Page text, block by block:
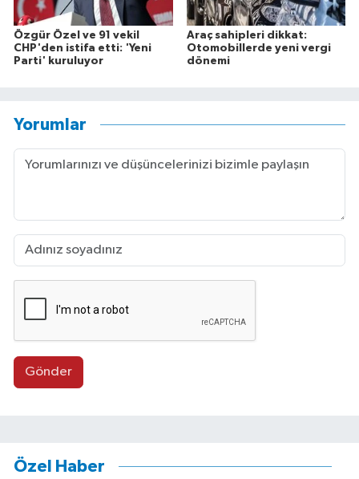
Özgür Özel ve 91 vekil
CHP'den istifa etti: 'Yeni
Parti' kuruluyor
Araç sahipleri dikkat:
Otomobillerde yeni vergi
dönemi
Yorumlar
Gönder
Özel Haber